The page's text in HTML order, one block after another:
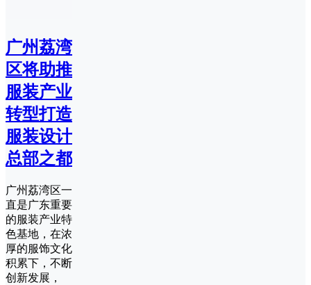
广州荔湾
区将助推
服装产业
转型打造
服装设计
总部之都
广州荔湾区一
直是广东重要
的服装产业特
色基地，在浓
厚的服饰文化
积累下，不断
创新发展，